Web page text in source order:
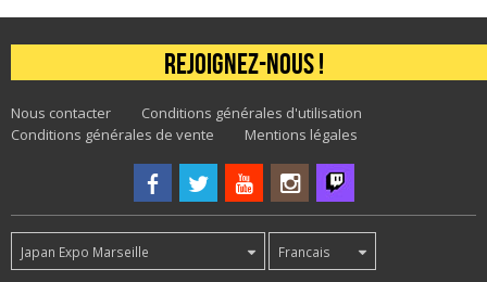
Rejoignez-nous !
Nous contacter
Conditions générales d'utilisation
Conditions générales de vente
Mentions légales
Japan Expo Marseille Francais